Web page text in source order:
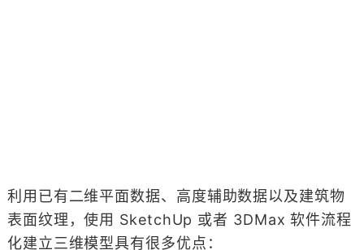
利用已有二维平面数据、高度辅助数据以及建筑物
表面纹理，使用 SketchUp 或者 3DMax 软件流程
化建立三维模型具有很多优点：